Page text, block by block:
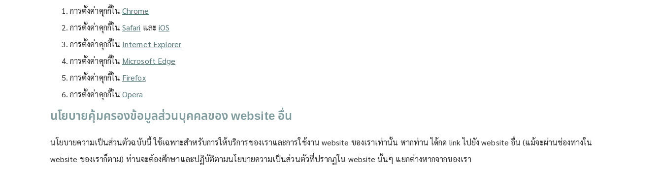
การตั้งค่าคุกกี้ในChrome
การตั้งค่าคุกกี้ในSafari และ iOS
การตั้งค่าคุกกี้ใน Internet Explorer
การตั้งค่าคุกกี้ใน Microsoft Edge
การตั้งค่าคุกกี้ใน Firefox
การตั้งค่าคุกกี้ในOpera
นโยบายคุ้มครองข้อมูลส่วนบุคคลของ website อื่น
นโยบายความเป็นส่วนตัวฉบับนี้ ใช้เฉพาะสำหรับการให้บริการของเราและการใช้งาน website ของเราเท่านั้น หากท่าน ได้กด link ไปยัง website อื่น (แม้จะผ่านช่องทางใน
website ของเราก็ตาม) ท่านจะต้องศึกษาและปฏิบัติตามนโยบายความเป็นส่วนตัวที่ปรากฏใน website นั้นๆ แยกต่างหากจากของเรา